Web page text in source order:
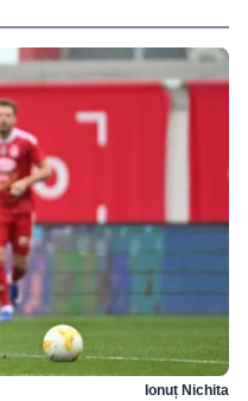
Ionuț Nichita